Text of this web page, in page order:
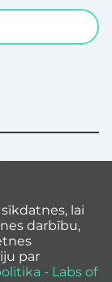
lai
darbību,
par
- Labs of